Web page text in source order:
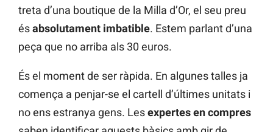
treta d’una boutique de la Milla d’Or, el seu preu
ésabsolutament imbatible. Estem parlant d’una
peça que no arriba als 30 euros.
És el moment de ser ràpida. En algunes talles ja
comença a penjar-se el cartell d’últimes unitats i
no ens estranya gens. Lesexpertes en compres